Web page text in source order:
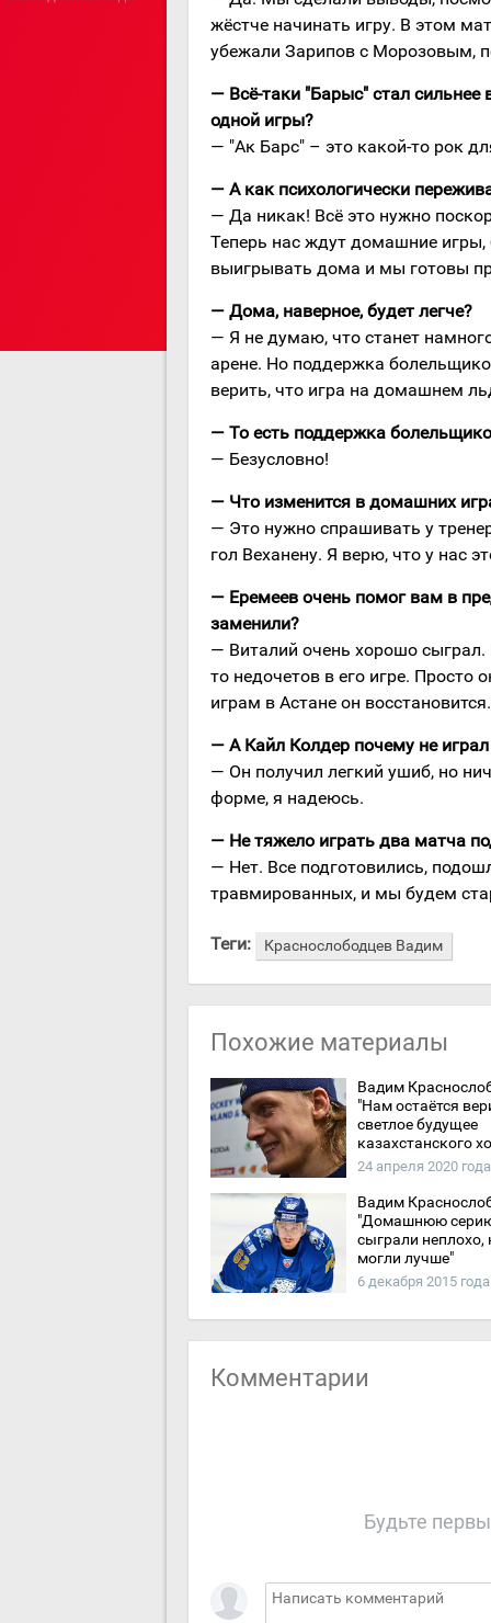
жёстче начинать игру. В этом
убежали Зарипов с Морозовым,
— Всё-таки "Барыс" стал сильнее
одной игры?
— "Ак Барс" – это какой-то рок
— А как психологически
— Да никак! Всё это нужно
Теперь нас ждут домашние игры,
выигрывать дома и мы готовы
— Дома, наверное, будет легче?
— Я не думаю, что станет
арене. Но поддержка
верить, что игра на домашнем
— То есть поддержка
— Безусловно!
— Что изменится в домашних
— Это нужно спрашивать у
гол Веханену. Я верю, что у нас
— Еремеев очень помог вам в
заменили?
— Виталий очень хорошо
то недочетов в его игре.
играм в Астане он восстановится.
— А Кайл Колдер почему не
— Он получил легкий ушиб, но
форме, я надеюсь.
— Не тяжело играть два матча
— Нет. Все подготовились,
травмированных, и мы будем
Теги: Краснослободцев Вадим
Похожие материалы
Вадим
"Нам остаётся
светлое будущее
казахстанского
24 апреля 2020 года
Вадим
"Домашнюю
сыграли неплохо,
могли лучше"
6 декабря 2015 года
Комментарии
Будьте